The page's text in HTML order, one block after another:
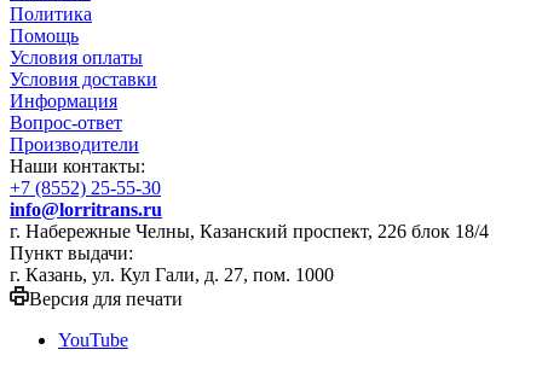
Политика
Помощь
Условия оплаты
Условия доставки
Информация
Вопрос-ответ
Производители
Наши контакты:
+7 (8552) 25-55-30
info@lorritrans.ru
г. Набережные Челны, Казанский проспект, 226 блок 18/4
Пункт выдачи:
г. Казань, ул. Кул Гали, д. 27, пом. 1000
Версия для печати
YouTube